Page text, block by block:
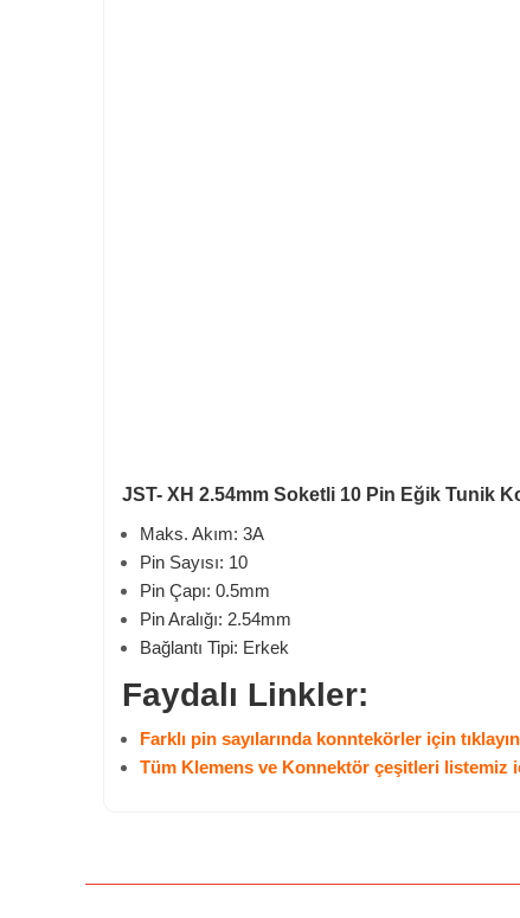
JST- XH 2.54mm Soketli 10 Pin Eğik Tunik
Maks. Akım: 3A
Pin Sayısı: 10
Pin Çapı: 0.5mm
Pin Aralığı: 2.54mm
Bağlantı Tipi: Erkek
Faydalı Linkler:
Farklı pin sayılarında konntekörler için
Tüm Klemens ve Konnektör çeşitleri listemiz